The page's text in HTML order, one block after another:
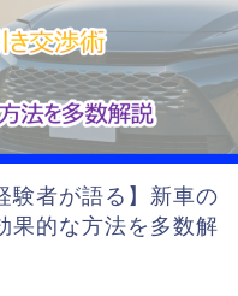
験者が語る】新車の
果的な方法を多数解